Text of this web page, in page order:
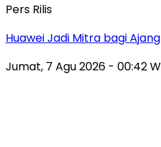
Pers Rilis
Huawei Jadi Mitra bagi
Jumat, 7 Agu 2026 - 00:42